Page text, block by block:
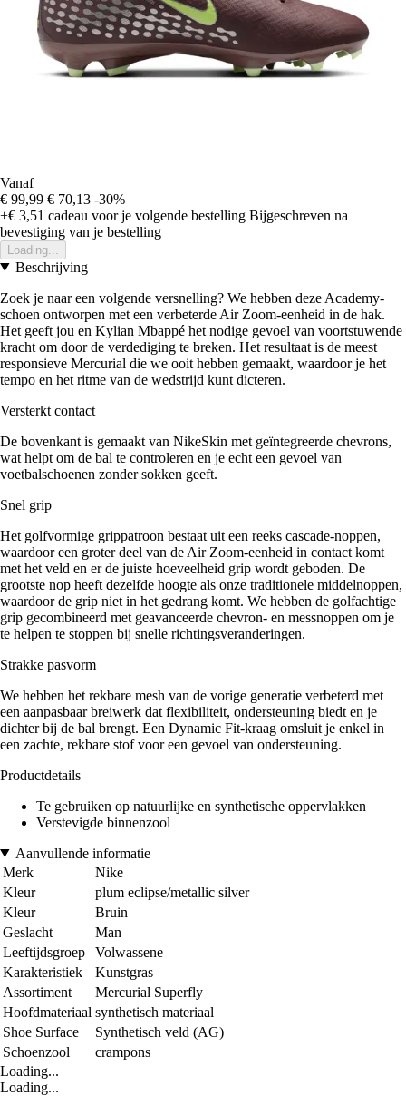
Vanaf
€ 99,99 € 70,13 -30%
+€ 3,51 cadeau voor je volgende bestelling Bijgeschreven na
bevestiging van je bestelling
Loading...
Beschrijving
Zoek je naar een volgende versnelling? We hebben deze Academy-
schoen ontworpen met een verbeterde Air Zoom-eenheid in de hak.
Het geeft jou en Kylian Mbappé het nodige gevoel van voortstuwende
kracht om door de verdediging te breken. Het resultaat is de meest
responsieve Mercurial die we ooit hebben gemaakt, waardoor je het
tempo en het ritme van de wedstrijd kunt dicteren.
Versterkt contact
De bovenkant is gemaakt van NikeSkin met geïntegreerde chevrons,
wat helpt om de bal te controleren en je echt een gevoel van
voetbalschoenen zonder sokken geeft.
Snel grip
Het golfvormige grippatroon bestaat uit een reeks cascade-noppen,
waardoor een groter deel van de Air Zoom-eenheid in contact komt
met het veld en er de juiste hoeveelheid grip wordt geboden. De
grootste nop heeft dezelfde hoogte als onze traditionele middelnoppen,
waardoor de grip niet in het gedrang komt. We hebben de golfachtige
grip gecombineerd met geavanceerde chevron- en messnoppen om je
te helpen te stoppen bij snelle richtingsveranderingen.
Strakke pasvorm
We hebben het rekbare mesh van de vorige generatie verbeterd met
een aanpasbaar breiwerk dat flexibiliteit, ondersteuning biedt en je
dichter bij de bal brengt. Een Dynamic Fit-kraag omsluit je enkel in
een zachte, rekbare stof voor een gevoel van ondersteuning.
Productdetails
Te gebruiken op natuurlijke en synthetische oppervlakken
Verstevigde binnenzool
Aanvullende informatie
Merk
Nike
Kleur
plum eclipse/metallic silver
Kleur
Bruin
Geslacht
Man
Leeftijdsgroep
Volwassene
Karakteristiek
Kunstgras
Assortiment
Mercurial Superfly
Hoofdmateriaal synthetisch materiaal
Shoe Surface
Synthetisch veld (AG)
Schoenzool
crampons
Loading...
Loading...